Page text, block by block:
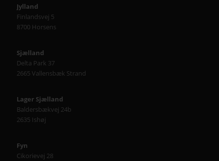
Jylland
Finlandsvej 5
8700 Horsens
Sjælland
Delta Park 37
2665 Vallensbæk Strand
Lager Sjælland
Baldersbækvej 24b
2635 Ishøj
Fyn
Cikorievej 28